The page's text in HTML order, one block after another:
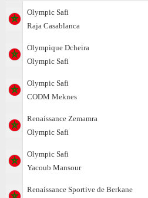
Olympic Safi
Raja Casablanca
Olympique Dcheira
Olympic Safi
Olympic Safi
CODM Meknes
Renaissance Zemamra
Olympic Safi
Olympic Safi
Yacoub Mansour
Renaissance Sportive de Berkane